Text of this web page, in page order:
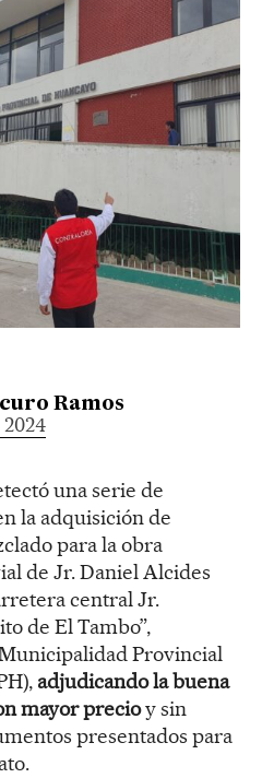
Ramos
una serie de
la adquisición de
para la obra
de Jr. Daniel Alcides
central Jr.
de El Tambo”,
Provincial
adjudicando la buena
mayor precioy sin
presentados para